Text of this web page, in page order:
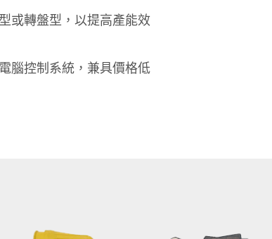
或轉盤型，以提高產能效
腦控制系統，兼具價格低